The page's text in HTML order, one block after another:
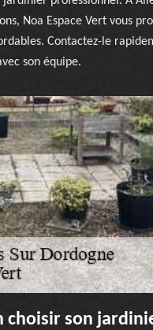
Noa Espace Vert vous
Contactez-le
son équipe.
choisir son